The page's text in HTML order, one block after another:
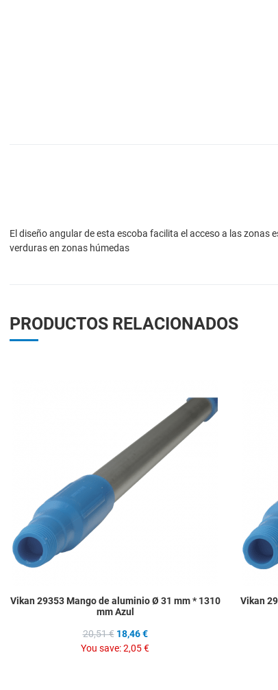
El diseño angular de esta escoba facilita el acceso a las
verduras en zonas húmedas
PRODUCTOS RELACIONADOS
Vikan 29353 Mango de aluminio Ø 31 mm * 1310
mm Azul
20,51 € 18,46 €
You save:2,05 €
Vikan